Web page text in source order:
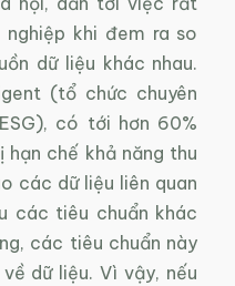
khi đem ra so
dữ liệu khác nhau.
(tổ chức chuyên
có tới hơn 60%
chế khả năng thu
các dữ liệu liên quan
các tiêu chuẩn khác
các tiêu chuẩn này
dữ liệu. Vì vậy, nếu